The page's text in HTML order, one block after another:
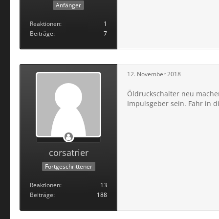
Anfänger
Reaktionen
1
Beiträge
7
corsatrier
Fortgeschrittener
Reaktionen
13
Beiträge
188
12. November 2018
Öldruckschalter neu
Impulsgeber sein. Fahr in